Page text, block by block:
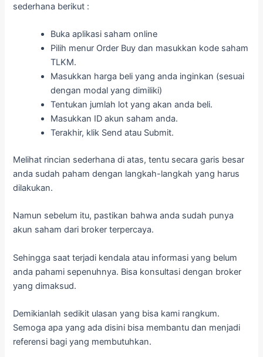
sederhana berikut :
Buka aplikasi saham online
Pilih menur Order Buy dan masukkan kode saham
TLKM.
Masukkan harga beli yang anda inginkan (sesuai
dengan modal yang dimiliki)
Tentukan jumlah lot yang akan anda beli.
Masukkan ID akun saham anda.
Terakhir, klik Send atau Submit.
Melihat rincian sederhana di atas, tentu secara garis besar
anda sudah paham dengan langkah-langkah yang harus
dilakukan.
Namun sebelum itu, pastikan bahwa anda sudah punya
akun saham dari broker terpercaya.
Sehingga saat terjadi kendala atau informasi yang belum
anda pahami sepenuhnya. Bisa konsultasi dengan broker
yang dimaksud.
Demikianlah sedikit ulasan yang bisa kami rangkum.
Semoga apa yang ada disini bisa membantu dan menjadi
referensi bagi yang membutuhkan.